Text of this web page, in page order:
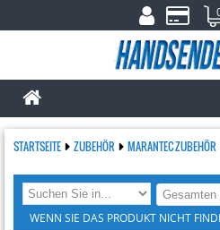
STARTSEITE ZUBEHÖR MARANTEC ZUBEHÖR
WENN SIE DAS PRODUKT NICHT